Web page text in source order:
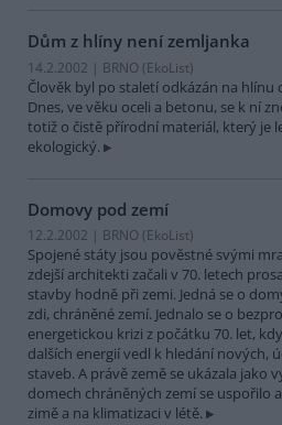
Dům z hlíny není zemljanka
14.2.2002 | BRNO (EkoList)
Člověk byl po staletí odkázán na hlínu
Dnes, ve věku oceli a betonu, se k ní
totiž o čistě přírodní materiál, který je
ekologický.
Domovy pod zemí
12.2.2002 | BRNO (EkoList)
Spojené státy jsou pověstné svými
zdejší architekti začali v 70. letech
stavby hodně při zemi. Jedná se o
zdi, chráněné zemí. Jednalo se o
energetickou krizi z počátku 70. let,
dalších energií vedl k hledání nových,
staveb. A právě země se ukázala jako
domech chráněných zemí se uspořilo
zimě a na klimatizaci v létě.